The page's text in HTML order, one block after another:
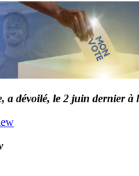
dévoilé, le 2 juin dernier